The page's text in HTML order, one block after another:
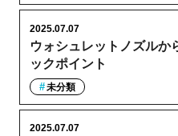
ウォシュレットノズルか
ックポイント
2025.07.07
未分類
2025.07.07